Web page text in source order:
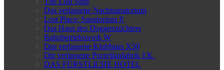
Das verlassene Nachtsanatorium
Lost Place: Sanatorium P.
Das Haus des Doggenzüchters
Bahnbetriebswerk W
Das verlassene Klubhaus X50
Die verlassene Porzellanfabrik J.K.
DAS FÜRSTLICHE HOTEL